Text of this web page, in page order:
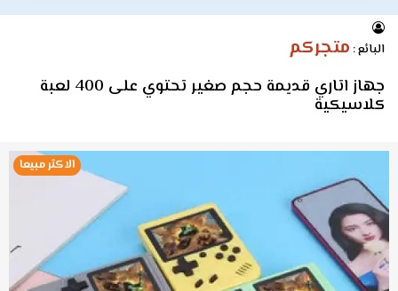
البائع : متجركم
جهاز اتاري قديمة حجم صغير تحتوي على 400 لعبة
كلاسيكية
الاكثر مبيعا